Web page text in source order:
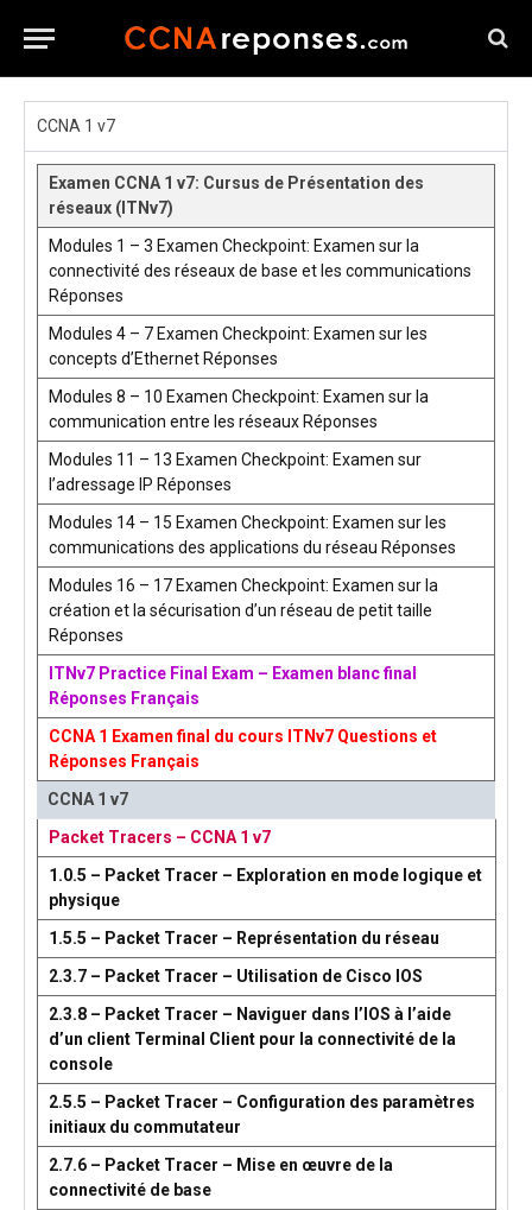
CCNA 1 v7
Examen CCNA 1 v7: Cursus de Présentation des
réseaux (ITNv7)
Modules 1 – 3 Examen Checkpoint: Examen sur la
connectivité des réseaux de base et les communications
Réponses
Modules 4 – 7 Examen Checkpoint: Examen sur les
concepts d’Ethernet Réponses
Modules 8 – 10 Examen Checkpoint: Examen sur la
communication entre les réseaux Réponses
Modules 11 – 13 Examen Checkpoint: Examen sur
l’adressage IP Réponses
Modules 14 – 15 Examen Checkpoint: Examen sur les
communications des applications du réseau Réponses
Modules 16 – 17 Examen Checkpoint: Examen sur la
création et la sécurisation d’un réseau de petit taille
Réponses
ITNv7 Practice Final Exam – Examen blanc final
Réponses Français
CCNA 1 Examen final du cours ITNv7 Questions et
Réponses Français
CCNA 1 v7
Packet Tracers – CCNA 1 v7
1.0.5 – Packet Tracer – Exploration en mode logique et
physique
1.5.5 – Packet Tracer – Représentation du réseau
2.3.7 – Packet Tracer – Utilisation de Cisco IOS
2.3.8 – Packet Tracer – Naviguer dans l’IOS à l’aide
d’un client Terminal Client pour la connectivité de la
console
2.5.5 – Packet Tracer – Configuration des paramètres
initiaux du commutateur
2.7.6 – Packet Tracer – Mise en œuvre de la
connectivité de base